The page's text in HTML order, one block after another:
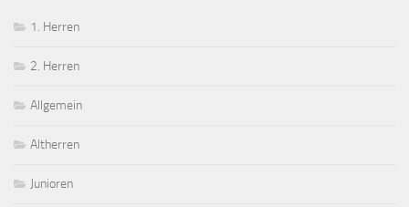
1. Herren
2. Herren
Allgemein
Altherren
Junioren